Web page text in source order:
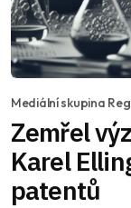
Mediální skupina
Zemřel
Karel
patentů